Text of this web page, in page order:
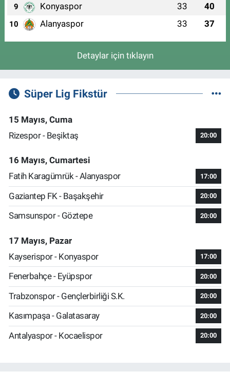
9 Konyaspor 33 40
10 Alanyaspor 33 37
Detaylar için tıklayın
Süper Lig Fikstür
15 Mayıs, Cuma
Rizespor - Beşiktaş
20:00
16 Mayıs, Cumartesi
Fatih Karagümrük - Alanyaspor
17:00
Gaziantep FK - Başakşehir 20:00
Samsunspor - Göztepe 20:00
17 Mayıs, Pazar
Kayserispor - Konyaspor
17:00
Fenerbahçe - Eyüpspor 20:00
Trabzonspor - Gençlerbirliği S.K. 20:00
Kasımpaşa - Galatasaray 20:00
Antalyaspor - Kocaelispor 20:00